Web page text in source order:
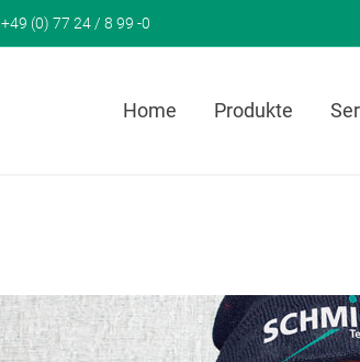
+49 (0) 77 24 / 8 99 -0
Home Produkte